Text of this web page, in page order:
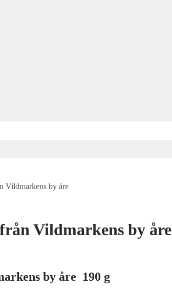
Vildmarkens by åre
Vildmarkens by åre
by åre 190 g